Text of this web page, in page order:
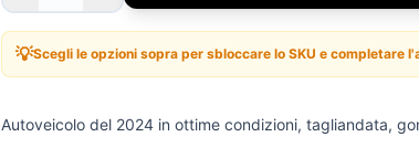
💡Scegli le opzioni sopra per sbloccare lo SKU e completare
Autoveicolo del 2024 in ottime condizioni, tagliandata,